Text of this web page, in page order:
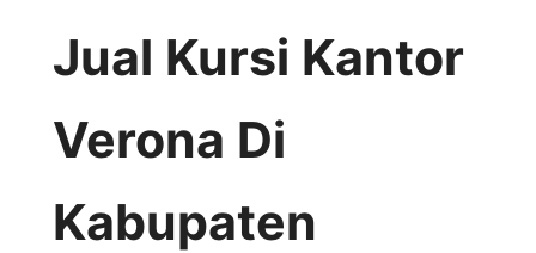
Jual Kursi Kantor
Verona Di
Kabupaten